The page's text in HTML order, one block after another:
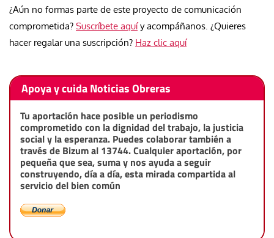
¿Aún no formas parte de este proyecto de comunicación
comprometida? Suscríbete aquíy acompáñanos. ¿Quieres
hacer regalar una suscripción? Haz clic aquí
Apoya y cuida Noticias Obreras
Tu aportación hace posible un periodismo
comprometido con la dignidad del trabajo, la justicia
social y la esperanza. Puedes colaborar también a
través de Bizum al 13744. Cualquier aportación, por
pequeña que sea, suma y nos ayuda a seguir
construyendo, día a día, esta mirada compartida al
servicio del bien común